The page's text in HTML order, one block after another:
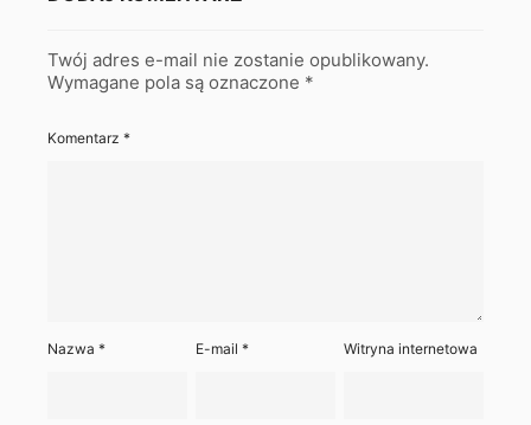
Twój adres e-mail nie zostanie opublikowany.
Wymagane pola są oznaczone *
Komentarz *
Nazwa * E-mail* Witryna internetowa